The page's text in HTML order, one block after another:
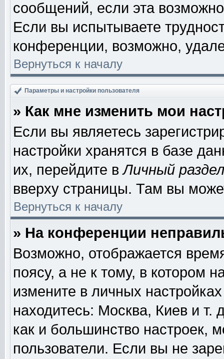
сообщений, если эта
Если вы испытываете
конференции, возможно,
Вернуться к началу
Параметры и настройки пользователя
» Как мне изменить мои
Если вы являетесь
настройки хранятся в базе
их, перейдите вЛичный раздел
вверху страницы. Там вы
Вернуться к началу
» На конференции
Возможно, отображается
поясу, а не к тому, в котором
измените в личных
находитесь: Москва, Киев и т.
как и большинство настроек,
пользователи. Если вы не